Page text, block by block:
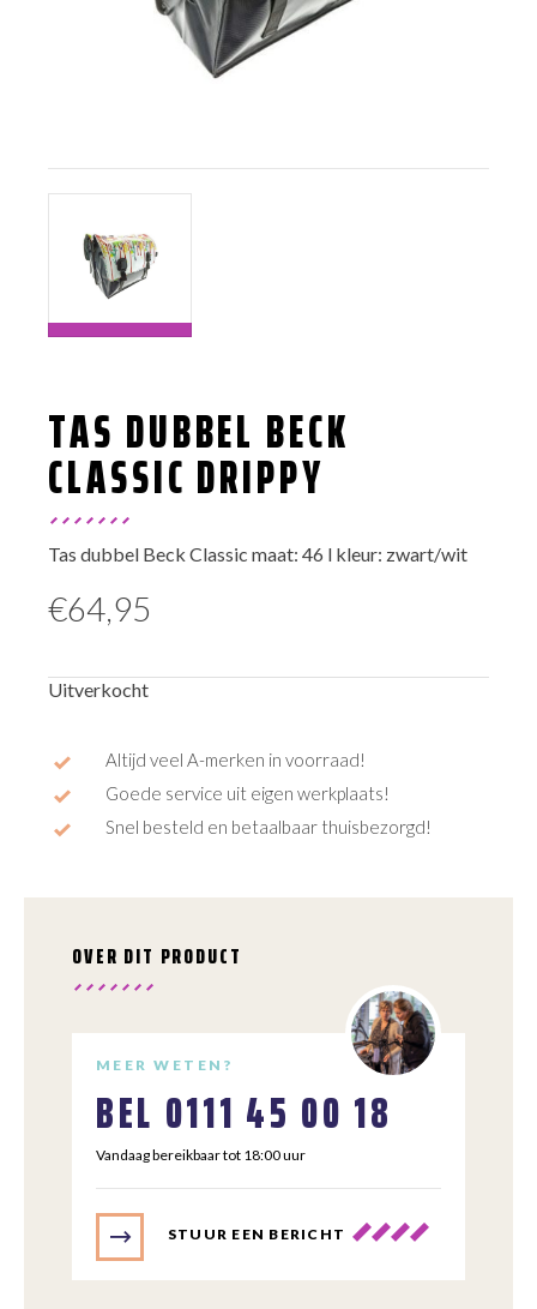
TAS DUBBEL BECK
CLASSIC DRIPPY
Tas dubbel Beck Classic maat: 46 l kleur: zwart/wit
€64,95
Uitverkocht
Altijd veel A-merken in voorraad!
Goede service uit eigen werkplaats!
Snel besteld en betaalbaar thuisbezorgd!
OVER DIT PRODUCT
MEER WETEN?
BEL 0111 45 00 18
Vandaag bereikbaar tot 18:00 uur
STUUR EEN BERICHT